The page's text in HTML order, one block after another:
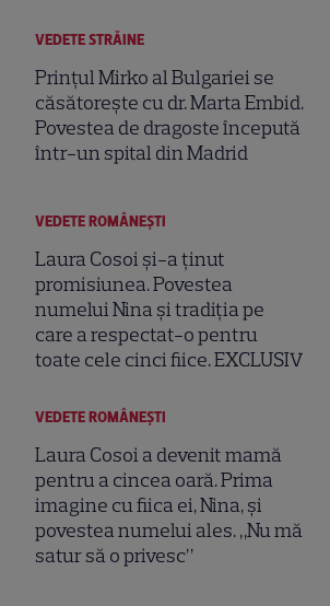
VEDETE STRĂINE
Prințul Mirko al Bulgariei se
căsătorește cu dr. Marta Embid.
Povestea de dragoste începută
într-un spital din Madrid
VEDETE ROMÂNEŞTI
Laura Cosoi și-a ținut
promisiunea. Povestea
numelui Nina și tradiția pe
care a respectat-o pentru
toate cele cinci fiice. EXCLUSIV
VEDETE ROMÂNEŞTI
Laura Cosoi a devenit mamă
pentru a cincea oară. Prima
imagine cu fiica ei, Nina, și
povestea numelui ales. „Nu mă
satur să o privesc”